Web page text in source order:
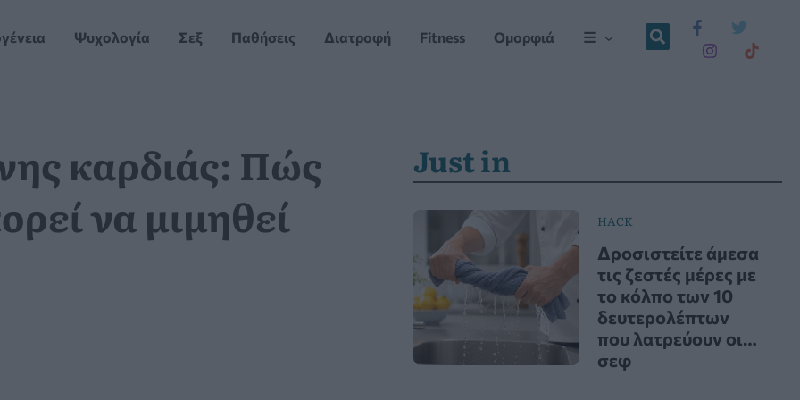
Ψυχολογία Σεξ Παθήσεις Διατροφή Fitness Ομορφιά ☰
καρδιάς: Πώς
να μιμηθεί
Just in
HACK
Δροσιστείτε άμεσα
τις ζεστές μέρες με
το κόλπο των 10
δευτερολέπτων
που λατρεύουν οι…
σεφ